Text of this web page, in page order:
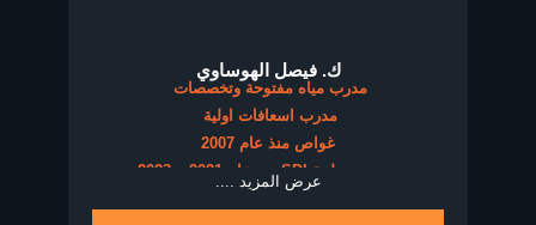
ك. فيصل الهوساوي
مدرب مياه مفتوحة وتخصصات
مدرب اسعافات اولية
غواص منذ عام 2007
مدرب منظمة SDI من عام 2021 – 2023
عرض المزيد ....